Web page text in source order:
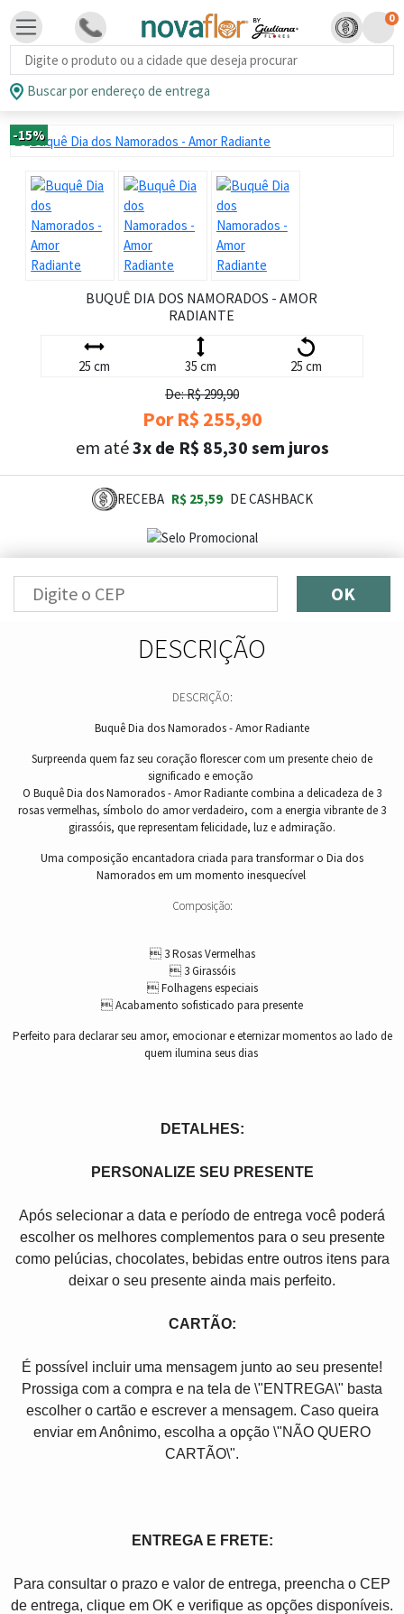
Busca de produtos
0
Buscar por endereço de entrega
-15%
BUQUÊ DIA DOS NAMORADOS - AMOR
RADIANTE
25 cm 35 cm
25 cm
De: R$ 299,90
Por R$ 255,90
em até3x de R$ 85,30 sem juros
RECEBA R$ 25,59 DE CASHBACK
OK
DESCRIÇÃO
DESCRIÇÃO:
Buquê Dia dos Namorados - Amor Radiante
Surpreenda quem faz seu coração florescer com um presente cheio de
significado e emoção
O Buquê Dia dos Namorados - Amor Radiante combina a delicadeza de 3
rosas vermelhas, símbolo do amor verdadeiro, com a energia vibrante de 3
girassóis, que representam felicidade, luz e admiração.
Uma composição encantadora criada para transformar o Dia dos
Namorados em um momento inesquecível
Composição:
 3 Rosas Vermelhas
 3 Girassóis
 Folhagens especiais
 Acabamento sofisticado para presente
Perfeito para declarar seu amor, emocionar e eternizar momentos ao lado de
quem ilumina seus dias
DETALHES:
PERSONALIZE SEU PRESENTE
Após selecionar a data e período de entrega você poder
escolher os melhores complementos para o seu presente
como pelúcias, chocolates, bebidas entre outros itens para
deixar o seu presente ainda mais perfeito.
CARTÃO:
É possível incluir uma mensagem junto ao seu presente!
Prossiga com a compra e na tela de \"ENTREGA\" basta
escolher o cartão e escrever a mensagem. Caso queira
enviar em Anônimo, escolha a opção \"NÃO QUERO
CARTÃO\".
ENTREGA E FRETE:
Para consultar o prazo e valor de entrega, preencha o CEP
de entrega, clique em OK e verifique as opções disponíveis.